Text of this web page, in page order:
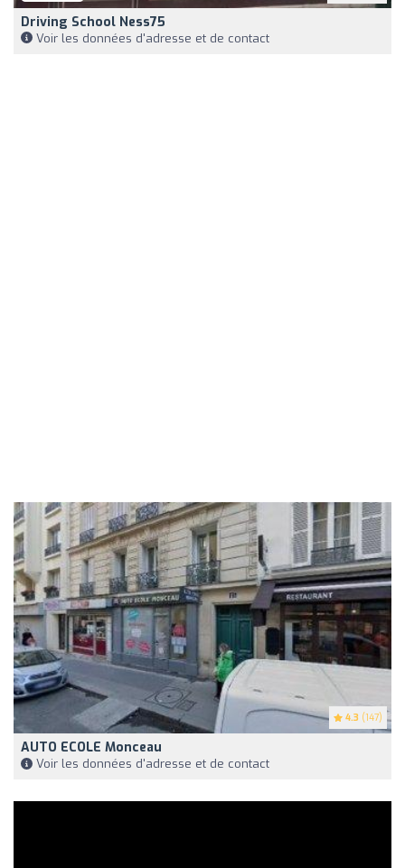
Driving School Ness75
Voir les données d'adresse et de contact
4.3 (147)
AUTO ECOLE Monceau
Voir les données d'adresse et de contact